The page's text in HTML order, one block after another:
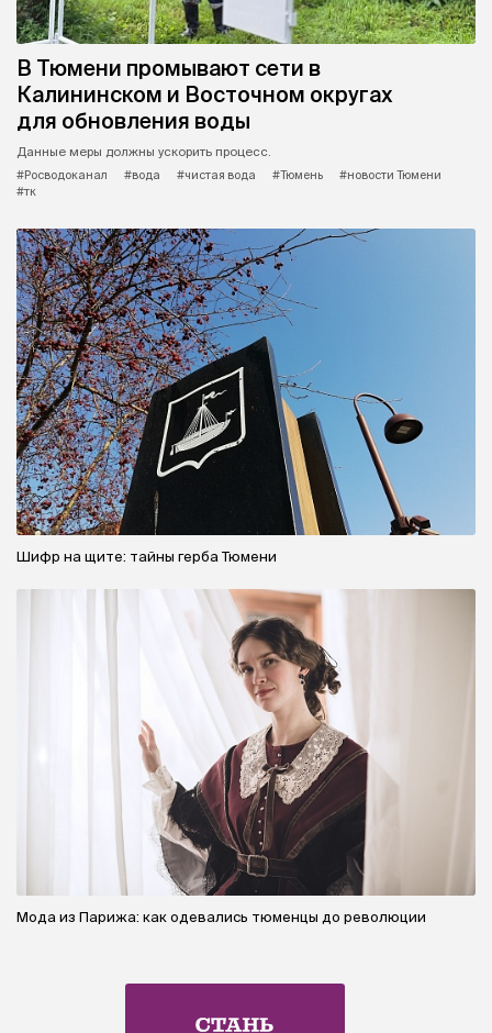
В Тюмени промывают сети в
Калининском и Восточном округах
для обновления воды
Данные меры должны ускорить процесс.
#Росводоканал
#вода #чистая вода #Тюмень
#новости Тюмени
#тк
Шифр на щите: тайны герба Тюмени
Мода из Парижа: как одевались тюменцы до революции